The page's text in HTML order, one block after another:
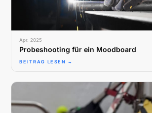
Apr. 2025
Probeshooting für ein Moodboard
BEITRAG LESEN →